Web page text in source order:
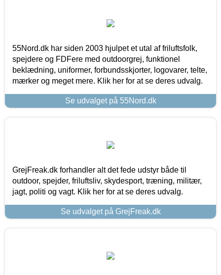
55Nord.dk har siden 2003 hjulpet et utal af friluftsfolk,
spejdere og FDFere med outdoorgrej, funktionel
beklædning, uniformer, forbundsskjorter, logovarer, telte,
mærker og meget mere. Klik her for at se deres udvalg.
Se udvalget på 55Nord.dk
GrejFreak.dk forhandler alt det fede udstyr både til
outdoor, spejder, friluftsliv, skydesport, træning, militær,
jagt, politi og vagt. Klik her for at se deres udvalg.
Se udvalget på GrejFreak.dk